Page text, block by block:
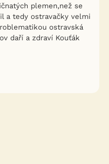
plemen,než se
a tedy ostravačky velmi
ostravská
daří a zdraví Kouťák